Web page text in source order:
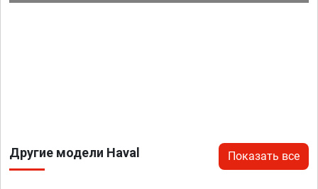
Другие модели Haval Показать все